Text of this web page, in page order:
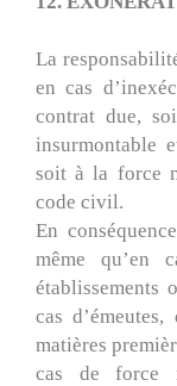
La
en cas
contrat due,
insurmontable
soit à la force
code civil.
En
même qu’en
établissements
cas
matières
cas de force